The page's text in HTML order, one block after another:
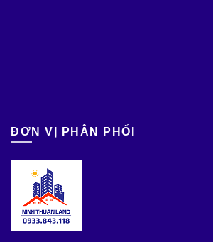
ĐƠN VỊ PHÂN PHỐI